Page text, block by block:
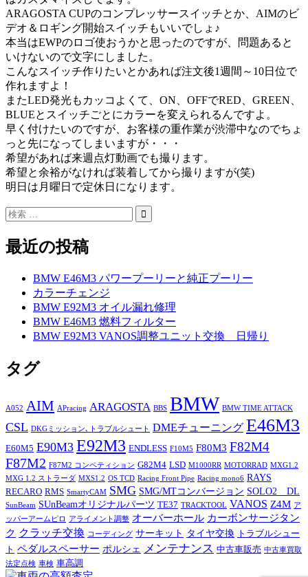
ARAGOSTA CUPのコンプレッサースイッチとか、AIMのビ
デオ＆ロギング開始スイッチもいいでしょ♪
本当はEWPのロゴ使おうかと思ったのですが、問題あると
いけないので文字にしました。
こんなスイッチ作りたいとかあれば注文後1週間～10日位で
作れますよ！
またLED発光もカッコよくて、ON、OFFでRED、GREEN、
BLUEとスイッチごとにカラーを変えられるんですよ。
早く付けたいのですが、お客様の重作業が渋滞中なのでちょ
っと先になってしまいますが・・・
希望があれば来週点灯動画でも撮ります。
希望と余裕がなければ装着してから撮りますが(笑)
明日は月曜日で定休日になります。
最近の投稿
BMW E46M3 パワープーリーと純正プーリー
カラーチェンジ
BMW E92M3 オイル漏れ修理
BMW E46M3 燃料フィルター
BMW E92M3 VANOS調整ユニット交換 日帰り
タグ
A052 AIM APracing ARAGOSTA BBS BMW BMW TIME ATTACK
CSL DKGミッション､トラブルシュート DMEチューニング E46M3
E60M5 E90M3 E92M3 ENDLESS F10M5 F80M3 F82M4
F87M2 F87M2 コンペティション G82M4 LSD M1000RR MOTORRAD MXG1.2
MXG 1.2 ストラーダ MXS1.2 OS TCD Racing Front Pipe Racing mono6 RAYS
RECARO RMS SmartyCAM SMG SMG/MTコンバージョン SOLO2 DL
SunBeam SUnBeamオリジナルパーツ TE37 TRACKTOOL VANOS Z4M ア
ッパーアームピロ
アライメント調整 オーバーホール カーボンサージタン
ク クラッチ交換 コーディング サーキット タイヤ交換
トラブルシュー
ト ペダルスペーサー ポルシェ メンテナンス 中古車販売 中古車買取
法定点検 車検 車高調